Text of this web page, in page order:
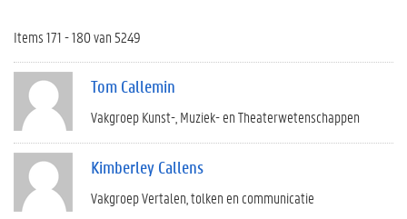
Items 171 - 180 van 5249
Tom Callemin
Vakgroep Kunst-, Muziek- en Theaterwetenschappen
Kimberley Callens
Vakgroep Vertalen, tolken en communicatie